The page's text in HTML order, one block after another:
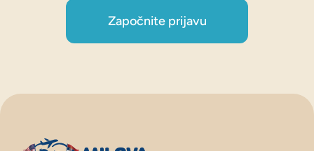
Započnite prijavu